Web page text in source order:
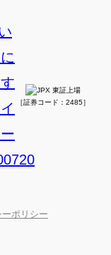
［証券コード：2485］
ポリシー